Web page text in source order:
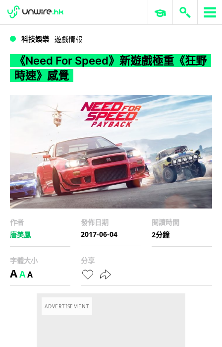
WWDC 2026 ERP 與商業 AI
科技娛樂 遊戲情報
《Need For Speed》新遊戲極重《狂野
時速》感覺
作者
唐美鳳
發佈日期
2017-06-04
閱讀時間
2分鐘
字體大小
AAA
分享
ADVERTISEMENT